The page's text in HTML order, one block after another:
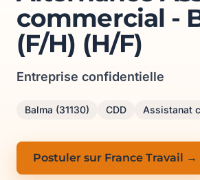
commercial -
(F/H) (H/F)
Entreprise confidentielle
Balma (31130) CDD Assistanat
Postuler sur France Travail →